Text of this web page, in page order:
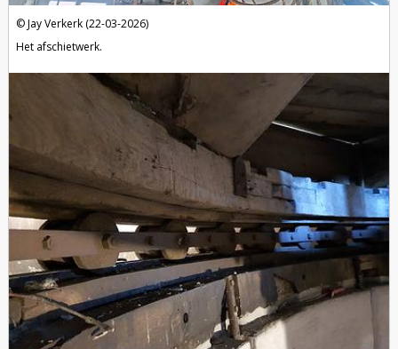
Jay Verkerk (22-03-2026)
Het afschietwerk.